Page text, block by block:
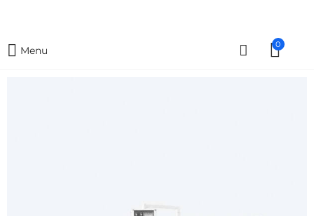
Menu 0